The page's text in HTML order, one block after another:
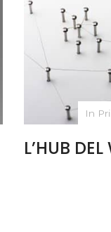
In
L’HUB